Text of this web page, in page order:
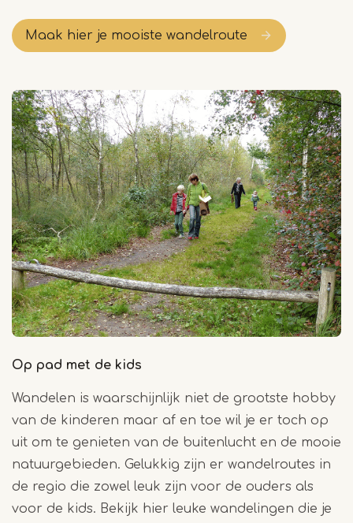
Maak hier je mooiste wandelroute
Op pad met de kids
Wandelen is waarschijnlijk niet de grootste hobby
van de kinderen maar af en toe wil je er toch op
uit om te genieten van de buitenlucht en de mooie
natuurgebieden. Gelukkig zijn er wandelroutes in
de regio die zowel leuk zijn voor de ouders als
voor de kids. Bekijk hier leuke wandelingen die je